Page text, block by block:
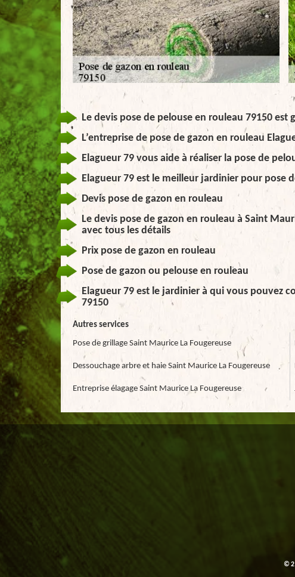
Le devis pose de pelouse en rouleau 79150 est
L’entreprise de pose de gazon en rouleau
Elagueur 79 vous aide à réaliser la pose de
Elagueur 79 est le meilleur jardinier pour pose
Devis pose de gazon en rouleau
Le devis pose de gazon en rouleau à Saint
avec tous les détails
Prix pose de gazon en rouleau
Pose de gazon ou pelouse en rouleau
Elagueur 79 est le jardinier à qui vous pouvez
79150
Autres services
Pose de grillage Saint Maurice La Fougereuse
Dessouchage arbre et haie Saint Maurice La Fougereuse
Entreprise élagage Saint Maurice La Fougereuse